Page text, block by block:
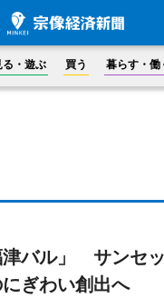
る・遊ぶ 買う 暮らす・働
津バル」 サンセ
ぎわい創出へ